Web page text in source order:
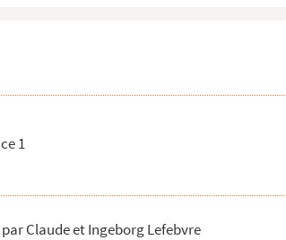
1
Claude et Ingeborg Lefebvre